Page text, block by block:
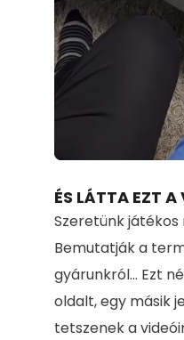
ÉS LÁTTA EZT
Szeretünk
Bemutatják a
gyárunkról... Ezt
oldalt, egy másik
tetszenek a